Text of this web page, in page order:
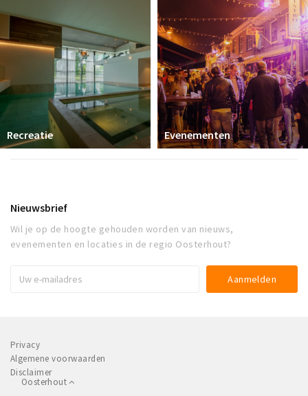
Recreatie Evenementen
Nieuwsbrief
Wil je op de hoogte gehouden worden van nieuws,
evenementen en locaties in de regio Oosterhout?
Privacy
Algemene voorwaarden
Disclaimer
Oosterhout